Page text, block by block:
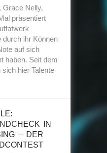
Grace Nelly,
präsentiert
durch ihr Können
auf sich
haben. Seit dem
hier Talente
IN
– DER